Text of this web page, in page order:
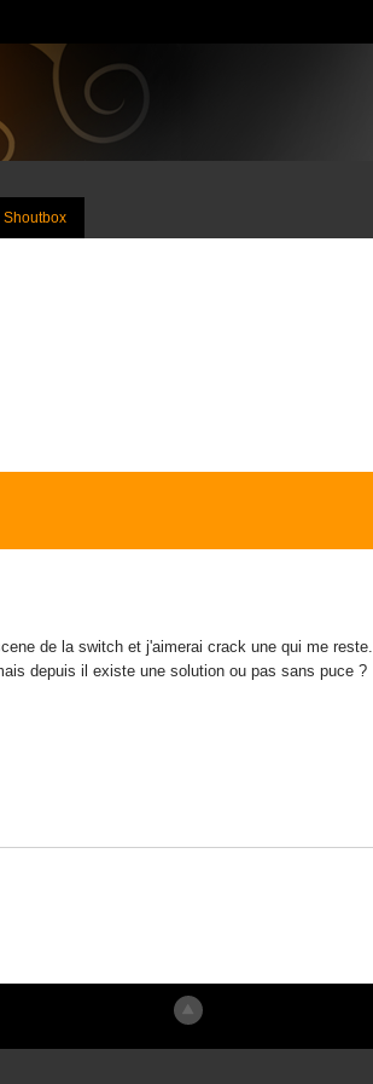
Shoutbox
de la switch et j'aimerai crack une qui me reste.
depuis il existe une solution ou pas sans puce ?